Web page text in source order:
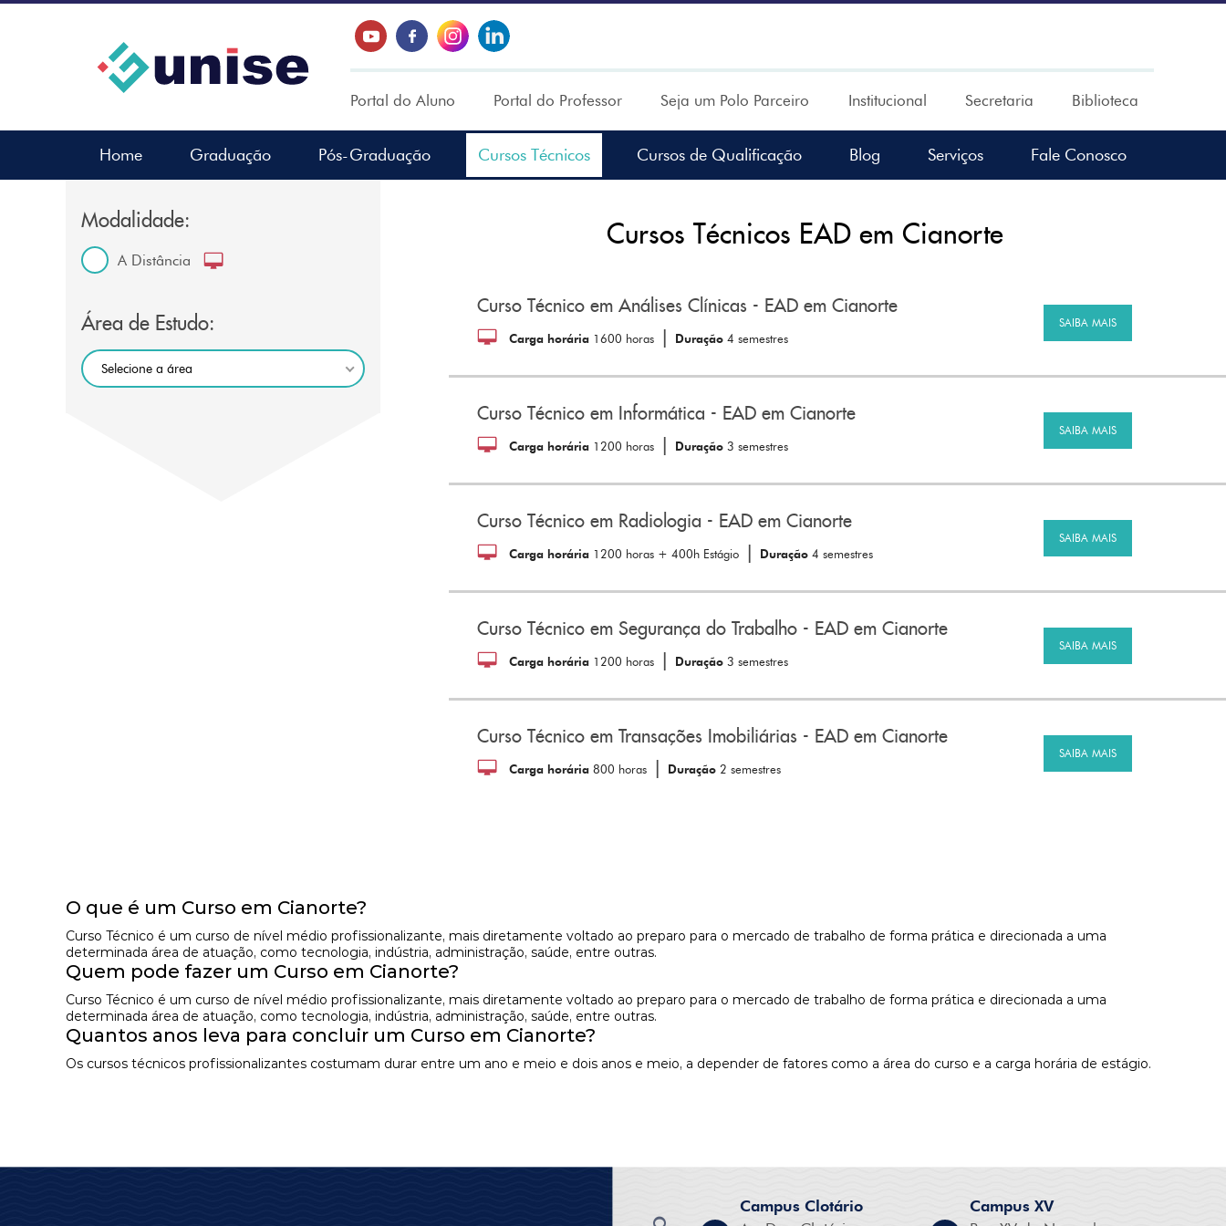
Portal do Aluno Portal do Professor Seja um Polo Parceiro Institucional Secretaria Biblioteca
Home Graduação Pós-Graduação Cursos Técnicos Cursos de Qualificação Blog Serviços Fale Conosco
Modalidade:
A Distância
Área de Estudo:
Selecione a área
Cursos Técnicos EAD em Cianorte
Curso Técnico em Análises Clínicas - EAD em Cianorte
Carga horária 1600 horas | Duração4 semestres
SAIBA MAIS
Curso Técnico em Informática - EAD em Cianorte
Carga horária 1200 horas | Duração3 semestres
SAIBA MAIS
Curso Técnico em Radiologia - EAD em Cianorte
Carga horária 1200 horas + 400h Estágio | Duração4 semestres
SAIBA MAIS
Curso Técnico em Segurança do Trabalho - EAD em Cianorte
Carga horária 1200 horas | Duração3 semestres
SAIBA MAIS
Curso Técnico em Transações Imobiliárias - EAD em Cianorte
Carga horária800 horas | Duração2 semestres
SAIBA MAIS
O que é um Curso em Cianorte?
Curso Técnico é um curso de nível médio profissionalizante, mais diretamente voltado ao preparo para o mercado de trabalho de forma prática e direcionada a uma
determinada área de atuação, como tecnologia, indústria, administração, saúde, entre outras.
Quem pode fazer um Curso em Cianorte?
Curso Técnico é um curso de nível médio profissionalizante, mais diretamente voltado ao preparo para o mercado de trabalho de forma prática e direcionada a uma
determinada área de atuação, como tecnologia, indústria, administração, saúde, entre outras.
Quantos anos leva para concluir um Curso em Cianorte?
Os cursos técnicos profissionalizantes costumam durar entre um ano e meio e dois anos e meio, a depender de fatores como a área do curso e a carga horária de estágio.
Campus Clotário
Campus XV